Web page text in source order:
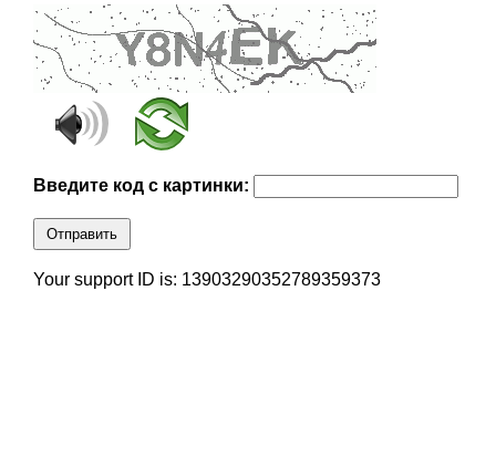
Введите код с картинки:
Отправить
Your support ID is: 13903290352789359373